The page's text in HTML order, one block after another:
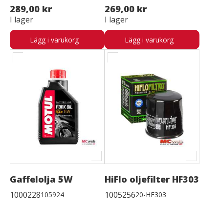
289,00 kr
I lager
Lägg i varukorg
269,00 kr
I lager
Lägg i varukorg
Gaffelolja 5W
1000228105924
HiFlo oljefilter HF303
100525620-HF303